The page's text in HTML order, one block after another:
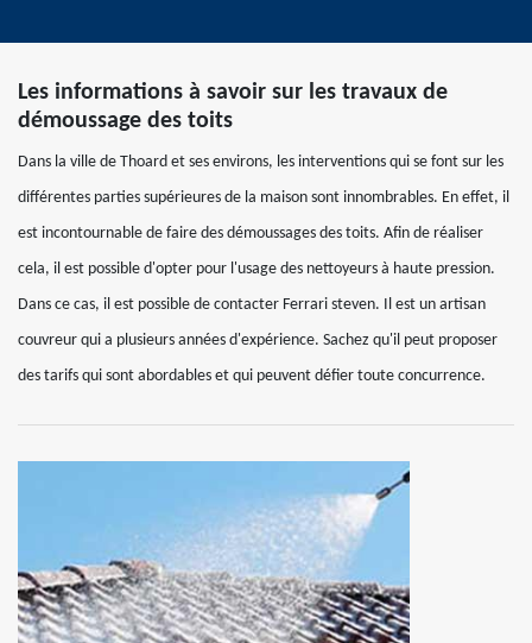
Les informations à savoir sur les travaux de
démoussage des toits
Dans la ville de Thoard et ses environs, les interventions qui se font sur les
différentes parties supérieures de la maison sont innombrables. En effet, il
est incontournable de faire des démoussages des toits. Afin de réaliser
cela, il est possible d'opter pour l'usage des nettoyeurs à haute pression.
Dans ce cas, il est possible de contacter Ferrari steven. Il est un artisan
couvreur qui a plusieurs années d'expérience. Sachez qu'il peut proposer
des tarifs qui sont abordables et qui peuvent défier toute concurrence.